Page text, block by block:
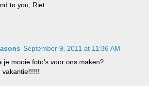
to you, Riet.
September 9, 2011 at 11:36 AM
je mooie foto's voor ons maken?
vakantie!!!!!!